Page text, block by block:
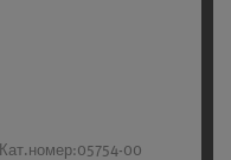
Кат.номер:05754-00